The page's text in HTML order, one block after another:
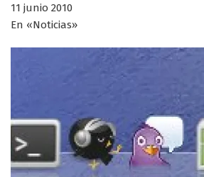
11 junio 2010
En «Noticias»